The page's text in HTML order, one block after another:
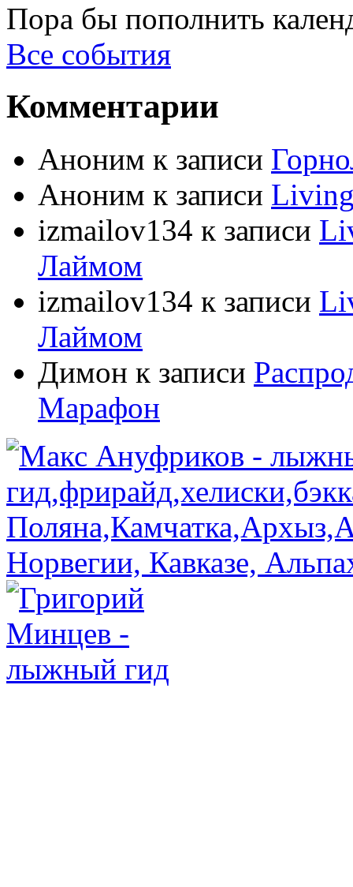
Пора бы пополнить
Все события
Комментарии
Аноним к записи
Аноним к записи
izmailov134 к записи
Лаймом
izmailov134 к записи
Лаймом
Димон к записи
Марафон